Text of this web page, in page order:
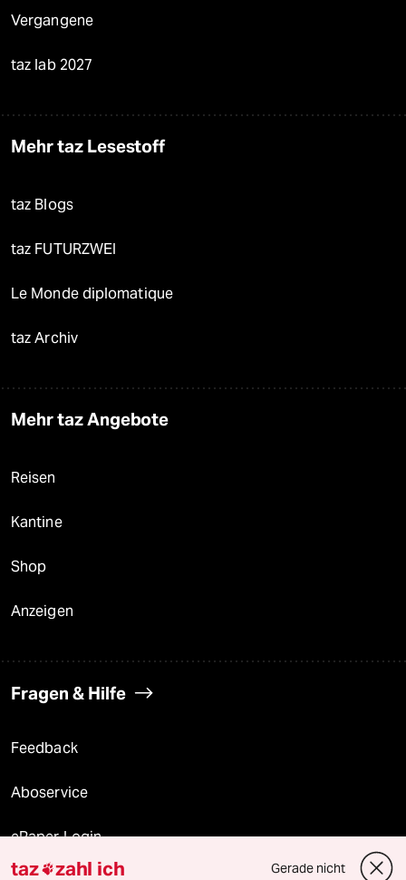
Vergangene
taz lab 2027
Mehr taz Lesestoff
taz Blogs
taz FUTURZWEI
Le Monde diplomatique
taz Archiv
Mehr taz Angebote
Reisen
Kantine
Shop
Anzeigen
Fragen & Hilfe
Feedback
Aboservice
ePaper Login
taz zahl ich Gerade nicht